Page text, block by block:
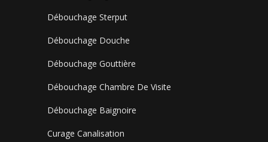
Débouchage Sterput
Débouchage Douche
Débouchage Gouttière
Débouchage Chambre De Visite
Débouchage Baignoire
Curage Canalisation